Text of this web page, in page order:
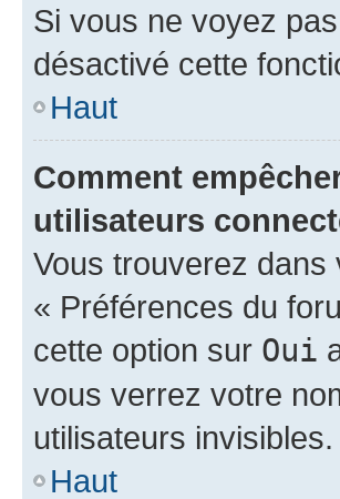
Si vous ne voyez
désactivé cette
Haut
Comment
utilisateurs
Vous trouverez dans
« Préférences du
cette option sur Oui
vous verrez votre
utilisateurs invisibles.
Haut